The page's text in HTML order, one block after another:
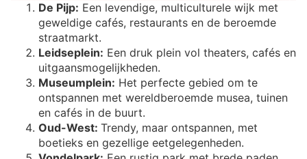
De Pijp: Een levendige, multiculturele wijk met
geweldige cafés, restaurants en de beroemde
straatmarkt.
Leidseplein: Een druk plein vol theaters, cafés en
uitgaansmogelijkheden.
Museumplein: Het perfecte gebied om te
ontspannen met wereldberoemde musea, tuinen
en cafés in de buurt.
Oud-West: Trendy, maar ontspannen, met
boetieks en gezellige eetgelegenheden.